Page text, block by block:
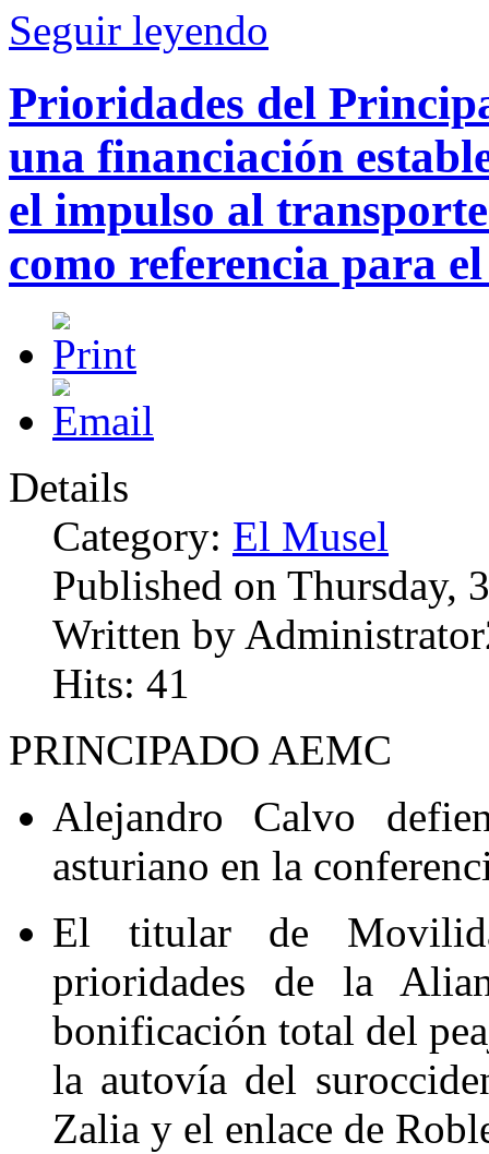
Seguir leyendo
Prioridades del
una financiación
el impulso al
como referencia para
Details
Category: El Musel
Published on Thursday,
Written by
Hits: 41
PRINCIPADO AEMC
Alejandro Calvo
asturiano en la
El titular de
prioridades de la
bonificación total del
la autovía del
Zalia y el enlace de